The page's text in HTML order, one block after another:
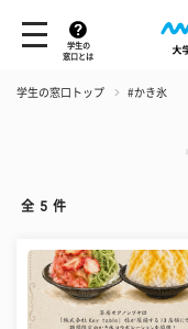
学生の
窓口とは
学生の窓口トップ #かき氷
全 5 件